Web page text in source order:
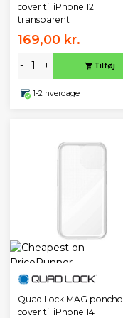
cover til iPhone 12
transparent
169,00 kr.
- + Tilføj
1-2 hverdage
Quad Lock MAG poncho
cover til iPhone 14